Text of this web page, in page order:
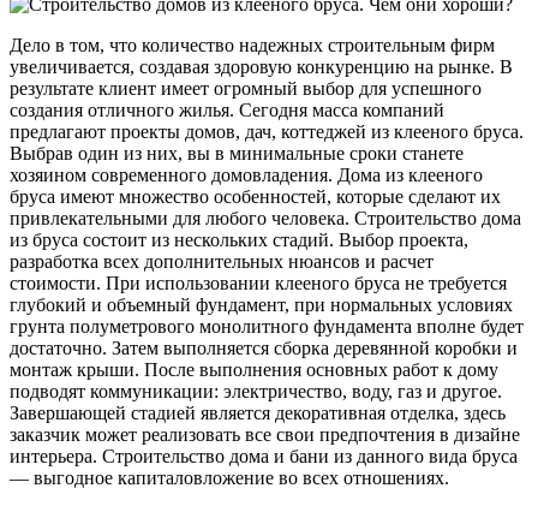
Дело в том, что количество надежных строительным фирм
увеличивается, создавая здоровую конкуренцию на рынке. В
результате клиент имеет огромный выбор для успешного
создания отличного жилья. Сегодня масса компаний
предлагают проекты домов, дач, коттеджей из клееного бруса.
Выбрав один из них, вы в минимальные сроки станете
хозяином современного домовладения. Дома из клееного
бруса имеют множество особенностей, которые сделают их
привлекательными для любого человека. Строительство дома
из бруса состоит из нескольких стадий. Выбор проекта,
разработка всех дополнительных нюансов и расчет
стоимости. При использовании клееного бруса не требуется
глубокий и объемный фундамент, при нормальных условиях
грунта полуметрового монолитного фундамента вполне будет
достаточно. Затем выполняется сборка деревянной коробки и
монтаж крыши. После выполнения основных работ к дому
подводят коммуникации: электричество, воду, газ и другое.
Завершающей стадией является декоративная отделка, здесь
заказчик может реализовать все свои предпочтения в дизайне
интерьера. Строительство дома и бани из данного вида бруса
— выгодное капиталовложение во всех отношениях.